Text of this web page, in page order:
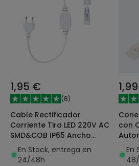
1,95 €
(8)
Cable Rectificador
Corriente Tira LED 220V AC
SMD&COB IP65 Ancho
12mm Corte cada 50cm
En Stock, entrega en
24/48h
con
mm
En